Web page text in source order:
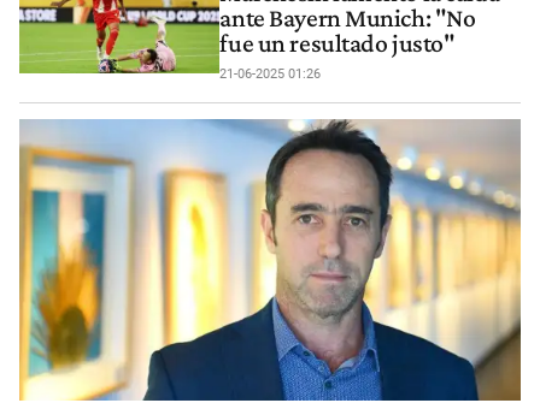
ante Bayern Munich: "No
fue un resultado justo"
21-06-2025 01:26